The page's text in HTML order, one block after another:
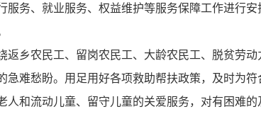
服务、就业服务、权益维护等服务保障工作进行安
返乡农民工、留岗农民工、大龄农民工、脱贫劳
急难愁盼。用足用好各项救助帮扶政策，及时为
人和流动儿童、留守儿童的关爱服务，对有困难